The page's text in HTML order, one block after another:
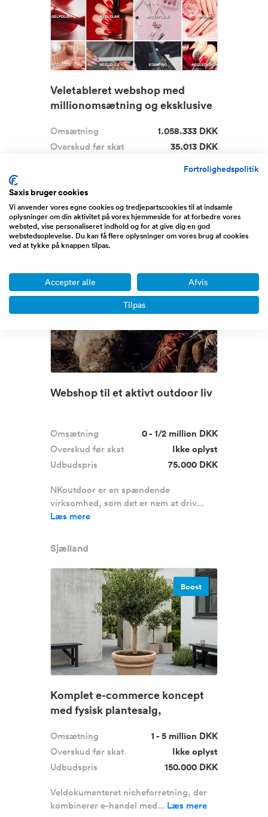
Veletableret webshop med
millionomsætning og eksklusive
Omsætning
1.058.333 DKK
Overskud før skat
35.013 DKK
Nicehands er en veletableret
Læs mere
Midtjylland
Boost
Webshop til et aktivt outdoor liv
Omsætning
0 - 1/2 million DKK
Overskud før skat
Ikke oplyst
Udbudspris
75.000 DKK
NKoutdoor er en spændende
virksomhed, som det er nem at driv...
Læs mere
Sjælland
Boost
Komplet e-commerce koncept
med fysisk plantesalg,
Omsætning
1 - 5 million DKK
Overskud før skat
Ikke oplyst
Udbudspris
150.000 DKK
Veldokumenteret nicheforretning, der
kombinerer e-handel med... Læs mere
Fortrolighedspolitik
Saxis bruger cookies
Vi anvender vores egne cookies og tredjepartscookies til at indsamle
oplysninger om din aktivitet på vores hjemmeside for at forbedre vores
websted, vise personaliseret indhold og for at give dig en god
webstedsoplevelse. Du kan få flere oplysninger om vores brug af cookies
ved at tykke på knappen tilpas.
Accepter alle Afvis
Tilpas